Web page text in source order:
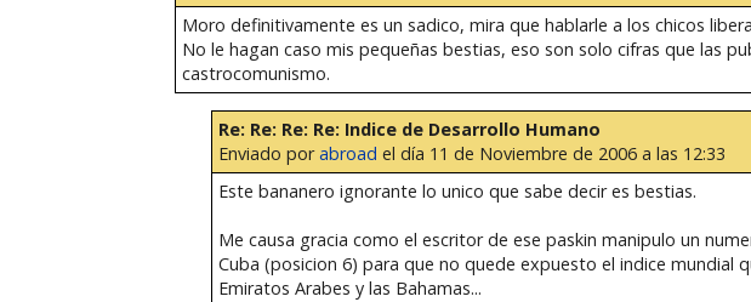
Moro definitivamente es un sadico, mira que hablarle a los chicos
No le hagan caso mis pequeñas bestias, eso son solo cifras que las
castrocomunismo.
Re: Re: Re: Re: Indice de Desarrollo Humano
Enviado porabroad el día 11 de Noviembre de 2006 a las 12:33
Este bananero ignorante lo unico que sabe decir es bestias.
Me causa gracia como el escritor de ese paskin manipulo un
Cuba (posicion 6) para que no quede expuesto el indice mundial
Emiratos Arabes y las Bahamas...